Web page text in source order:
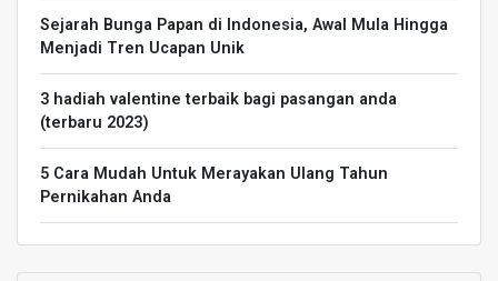
Sejarah Bunga Papan di Indonesia, Awal Mula Hingga
Menjadi Tren Ucapan Unik
3 hadiah valentine terbaik bagi pasangan anda
(terbaru 2023)
5 Cara Mudah Untuk Merayakan Ulang Tahun
Pernikahan Anda